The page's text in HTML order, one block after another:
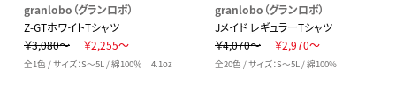
granlobo（グランロボ）
Z-GTホワイトTシャツ
￥3,080～
￥2,255～
全1色 / サイズ：S～5L / 綿100％ 4.1oz
granlobo（グランロボ）
Jメイド レギュラーTシャツ
￥4,070～
￥2,970～
全20色 / サイズ：S～5L / 綿100%